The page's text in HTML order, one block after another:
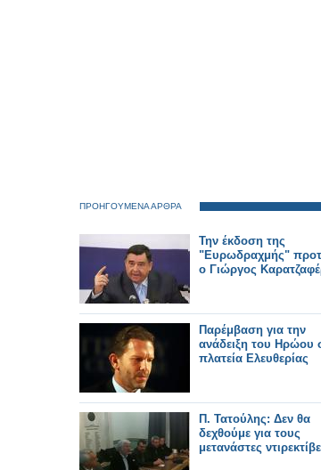
ΠΡΟΗΓΟΥΜΕΝΑ ΑΡΘΡΑ
Την έκδοση της
"Ευρωδραχμής"
ο Γιώργος
Παρέμβαση για την
ανάδειξη του Ηρώου
πλατεία Ελευθερίας
Π. Τατούλης: Δεν θα
δεχθούμε για τους
μετανάστες